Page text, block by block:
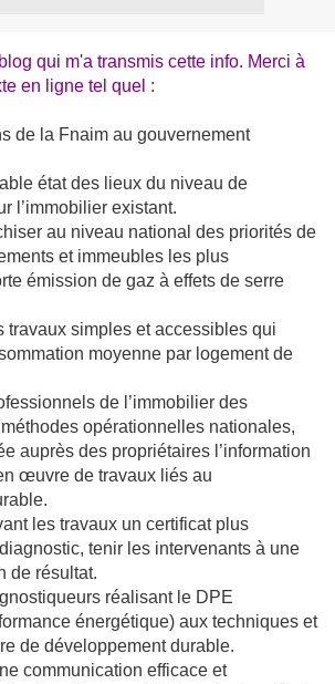
qui m'a transmis cette info. Merci à
en ligne tel quel :
de la Fnaim au gouvernement
état des lieux du niveau de
l’immobilier existant.
au niveau national des priorités de
et immeubles les plus
émission de gaz à effets de serre
travaux simples et accessibles qui
moyenne par logement de
de l’immobilier des
opérationnelles nationales,
auprès des propriétaires l’information
œuvre de travaux liés au
les travaux un certificat plus
tenir les intervenants à une
de résultat.
réalisant le DPE
énergétique) aux techniques et
de développement durable.
communication efficace et